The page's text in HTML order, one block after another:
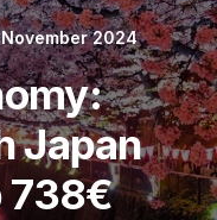
2024
Japan
738€